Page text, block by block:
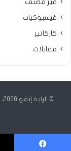
غير مصنف
فيسبوكيات
كاركاتير
مقابلات
© الراية إنفو 2026، جميع الحقوق محفوظة |